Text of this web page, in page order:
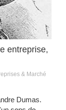
entreprise,
& Marché
Dumas.